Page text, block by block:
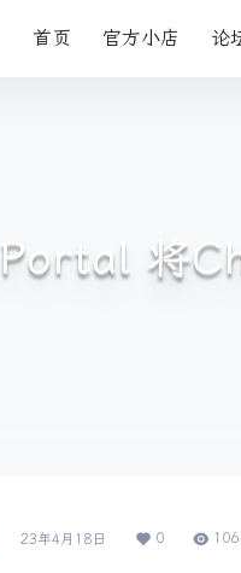
首页 官方小店 论
Portal 将
23年4月18日 0 106